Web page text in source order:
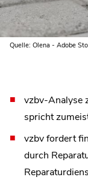
Quelle: Olena - Adobe
vzbv-Analyse
spricht
vzbv fordert
durch